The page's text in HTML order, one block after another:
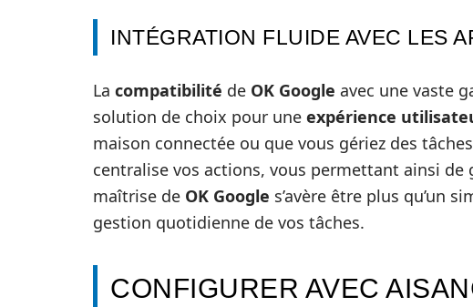
INTÉGRATION FLUIDE AVEC LES
La compatibilité de OK Google avec une vaste
solution de choix pour une expérience
maison connectée ou que vous gériez des
centralise vos actions, vous permettant ainsi
maîtrise de OK Google s’avère être plus qu’un
gestion quotidienne de vos tâches.
CONFIGURER AVEC